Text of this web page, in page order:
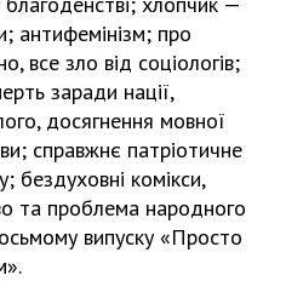
антифемінізм; про
все зло від соціологів;
заради нації,
досягнення мовної
справжнє патріотичне
бездуховні комікси,
та проблема народного
випуску «Просто